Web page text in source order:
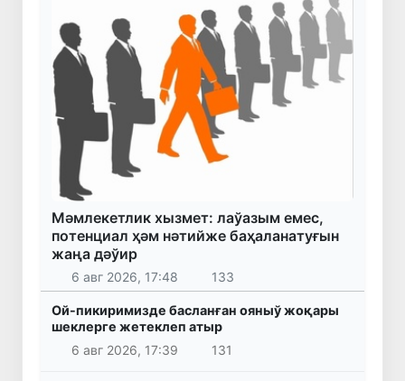
Мәмлекетлик хызмет: лаўазым емес,
потенциал ҳәм нәтийже баҳаланатуғын
жаңа дәўир
6 авг 2026, 17:48 133
Ой-пикиримизде басланған ояныў жоқары
шеклерге жетеклеп атыр
6 авг 2026, 17:39
131